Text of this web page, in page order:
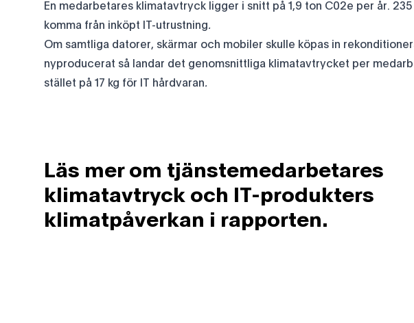
En medarbetares klimatavtryck ligger i snitt på 1,9 ton C02e per år. 235
komma från inköpt IT-utrustning.
Om samtliga datorer, skärmar och mobiler skulle köpas in
nyproducerat så landar det genomsnittliga klimatavtrycket per
stället på 17 kg för IT hårdvaran.
Läs mer om tjänstemedarbetares
klimatavtryck och IT-produkters
klimatpåverkan i rapporten.